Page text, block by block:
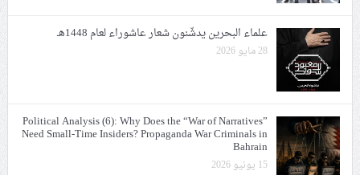
علماء البحرين يدشّنون شعار عاشوراء لعام 1448هـ
28 مايو 2026
Political Analysis (6): Why Does the “War of Narratives”
Need Small-Time Insiders? Propaganda War Criminals in
Bahrain
15 يونيو 2026